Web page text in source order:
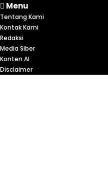
Menu
Tentang Kami
Kontak Kami
Redaksi
Media Siber
Konten AI
Disclaimer